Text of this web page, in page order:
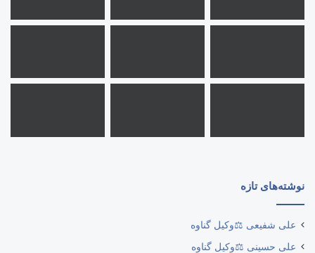
نوشته‌های تازه
علی شفیعی ⚖️وکیل گناوه
علی حسینی ⚖️وکیل گناوه